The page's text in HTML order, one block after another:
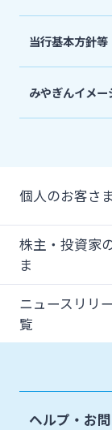
当行基本方針等
みやぎんイメー
個人のお客さま
株主・投資家
ま
ニュースリリ
覧
ヘルプ・お